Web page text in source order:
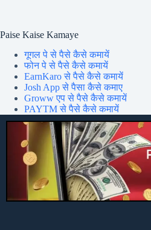
Paise Kaise Kamaye
गूगल पे से पैसे कैसे कमायें
फोन पे से पैसे कैसे कमायें
EarnKaro से पैसे कैसे कमायें
Josh App से पैसा कैसे कमाए
Groww एप से पैसे कैसे कमायें
PAYTM से पैसे कैसे कमायें